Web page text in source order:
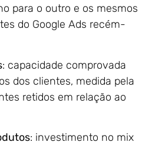
para o outro e os mesmos
do Google Ads recém-
: capacidade comprovada
dos clientes, medida pela
retidos em relação ao
: investimento no mix